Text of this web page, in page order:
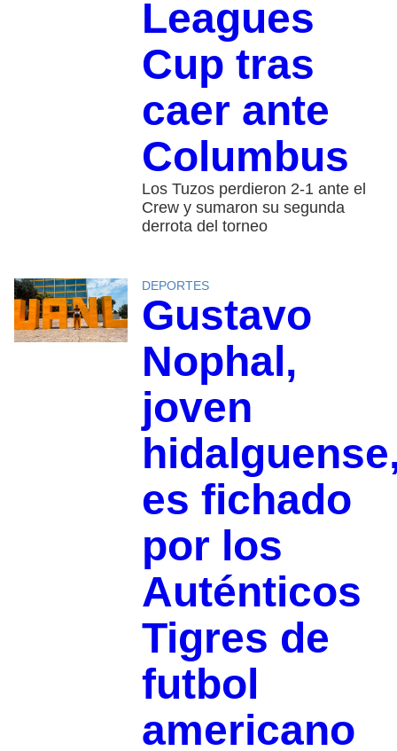
Leagues
Cup tras
caer ante
Columbus
Los Tuzos perdieron 2-1 ante el
Crew y sumaron su segunda
derrota del torneo
DEPORTES
Gustavo
Nophal,
joven
es fichado
por los
Auténticos
Tigres de
futbol
americano